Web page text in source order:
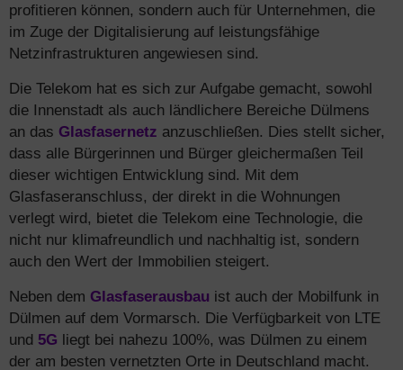
profitieren können, sondern auch für Unternehmen, die
im Zuge der Digitalisierung auf leistungsfähige
Netzinfrastrukturen angewiesen sind.
Die Telekom hat es sich zur Aufgabe gemacht, sowohl
die Innenstadt als auch ländlichere Bereiche Dülmens
an das Glasfasernetz anzuschließen. Dies stellt sicher,
dass alle Bürgerinnen und Bürger gleichermaßen Teil
dieser wichtigen Entwicklung sind. Mit dem
Glasfaseranschluss, der direkt in die Wohnungen
verlegt wird, bietet die Telekom eine Technologie, die
nicht nur klimafreundlich und nachhaltig ist, sondern
auch den Wert der Immobilien steigert.
Neben dem Glasfaserausbau ist auch der Mobilfunk in
Dülmen auf dem Vormarsch. Die Verfügbarkeit von LTE
und 5G liegt bei nahezu 100%, was Dülmen zu einem
der am besten vernetzten Orte in Deutschland macht.